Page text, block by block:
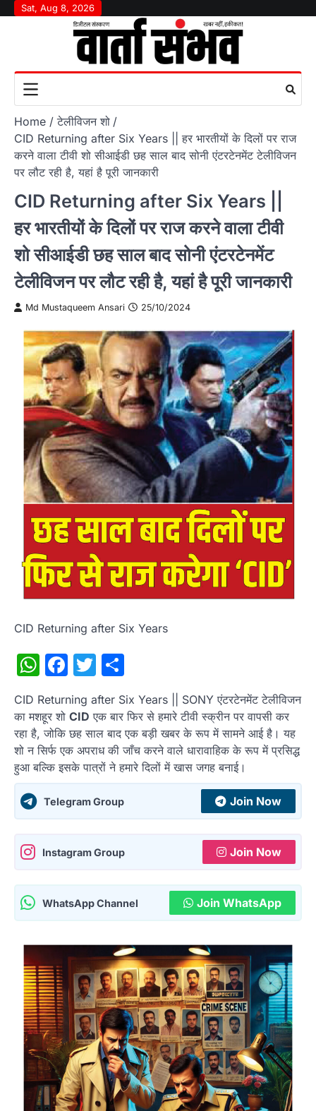
SkipSat, Aug 8, 2026
Home
टेलीविजन शो
CID Returning after Six Years || हर भारतीयों के दिलों पर राज
करने वाला टीवी शो सीआईडी ​​छह साल बाद सोनी एंटरटेनमेंट टेलीविजन
पर लौट रही है, यहां है पूरी जानकारी
CID Returning after Six Years ||
हर भारतीयों के दिलों पर राज करने वाला टीवी
शो सीआईडी ​​छह साल बाद सोनी एंटरटेनमेंट
टेलीविजन पर लौट रही है, यहां है पूरी जानकारी
Md Mustaqueem Ansari 25/10/2024
CID Returning after Six Years
WhatsApp
Facebook
Twitter
CID Returning after Six Years || SONY एंटरटेनमेंट टेलीविजन
का मशहूर शो CID एक बार फिर से हमारे टीवी स्क्रीन पर वापसी कर
रहा है, जोकि छह साल बाद एक बड़ी खबर के रूप में सामने आई है। यह
शो न सिर्फ एक अपराध की जाँच करने वाले धारावाहिक के रूप में प्रसिद्ध
हुआ बल्कि इसके पात्रों ने हमारे दिलों में खास जगह बनाई।
Telegram Group Join Now
Instagram Group Join Now
WhatsApp Channel Join WhatsApp